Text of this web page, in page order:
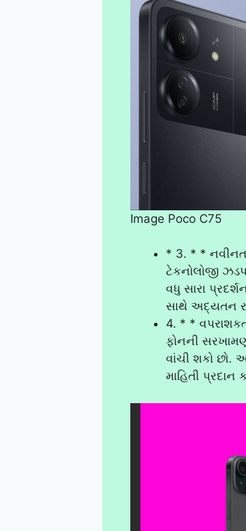
Image Poco C75
* 3. * *
ટેકનોલોજી
વધુ સારા
સાથે અદ્યતન
4. * *
ફોનની
વાંચી શકો છો.
માહિતી